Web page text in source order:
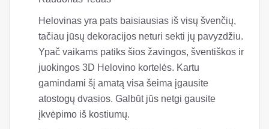
Helovino iššokančios kortelės